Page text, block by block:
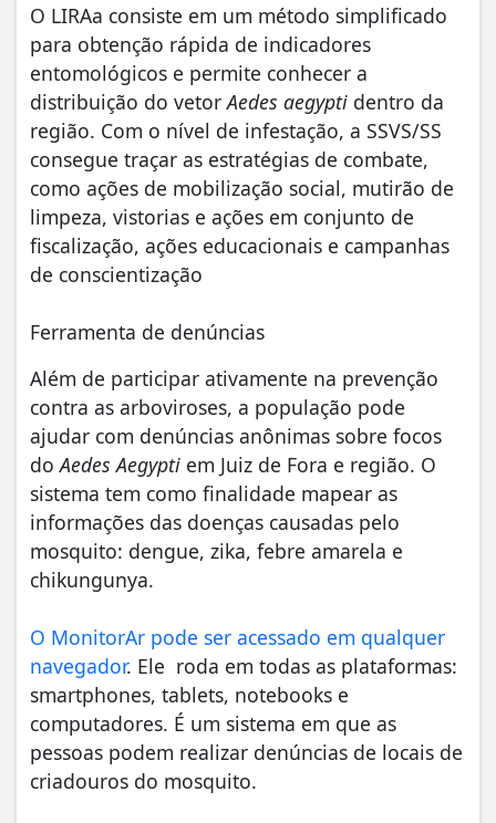
O LIRAa consiste em um método simplificado
para obtenção rápida de indicadores
entomológicos e permite conhecer a
distribuição do vetorAedes aegypti dentro da
região. Com o nível de infestação, a SSVS/SS
consegue traçar as estratégias de combate,
como ações de mobilização social, mutirão de
limpeza, vistorias e ações em conjunto de
fiscalização, ações educacionais e campanhas
de conscientização
Ferramenta de denúncias
Além de participar ativamente na prevenção
contra as arboviroses, a população pode
ajudar com denúncias anônimas sobre focos
doAedes Aegypti em Juiz de Fora e região. O
sistema tem como finalidade mapear as
informações das doenças causadas pelo
mosquito: dengue, zika, febre amarela e
chikungunya.
O MonitorAr pode ser acessado em qualquer
navegador. Ele roda em todas as plataformas:
smartphones, tablets, notebooks e
computadores. É um sistema em que as
pessoas podem realizar denúncias de locais de
criadouros do mosquito.